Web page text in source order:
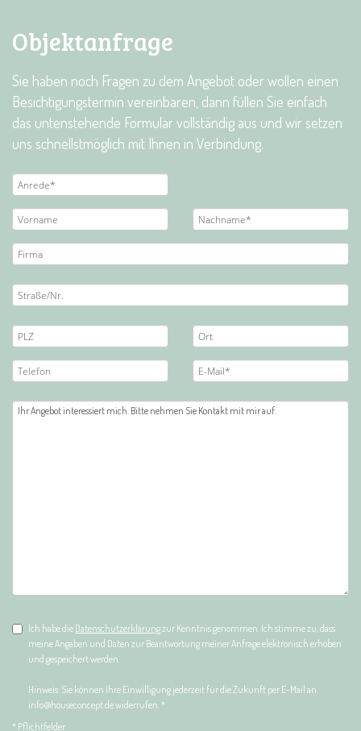
Objektanfrage
Sie haben noch Fragen zu dem Angebot oder wollen einen
Besichtigungstermin vereinbaren, dann füllen Sie einfach
das untenstehende Formular vollständig aus und wir setzen
uns schnellstmöglich mit Ihnen in Verbindung.
Ich habe die Datenschutzerklärungzur Kenntnis genommen. Ich stimme zu, dass
meine Angaben und Daten zur Beantwortung meiner Anfrage elektronisch erhoben
und gespeichert werden.
Hinweis: Sie können Ihre Einwilligung jederzeit für die Zukunft per E-Mail an
info@houseconcept.de widerrufen. *
* Pflichtfelder